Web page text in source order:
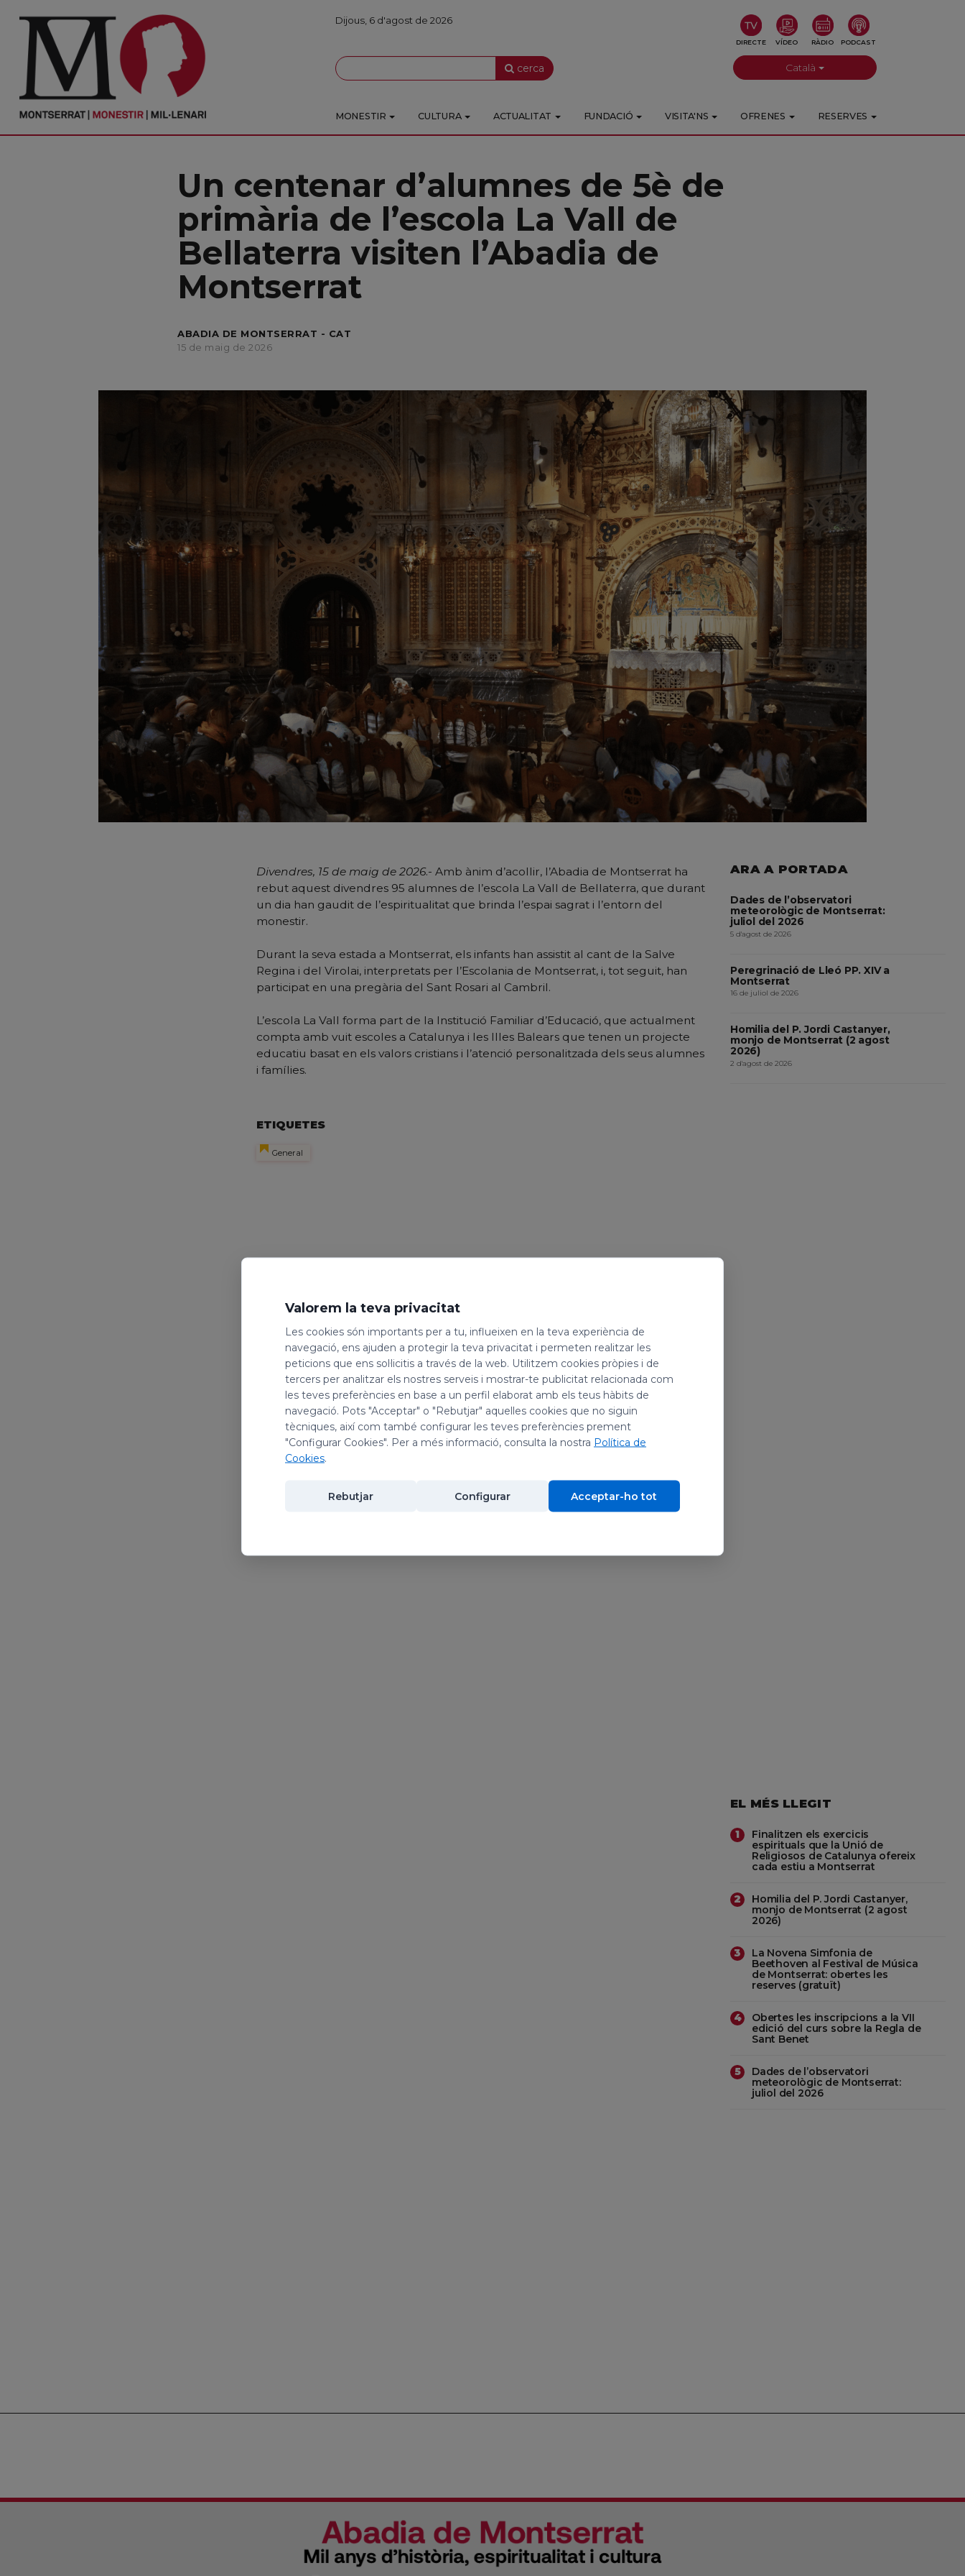
PORTADA
Monestir
Dijous, 6 d'agost de 2026
cerca
DIRECTE VÍDEO RÀDIO PODCAST
Català
MONESTIR CULTURA ACTUALITAT FUNDACIÓ VISITA'NS OFRENES RESERVES
Un centenar d’alumnes de 5è de
primària de l’escola La Vall de
Bellaterra visiten l’Abadia de
Montserrat
ABADIA DE MONTSERRAT - CAT
15 de maig de 2026
Divendres, 15 de maig de 2026.- Amb ànim d’acollir, l’Abadia de Montserrat ha
rebut aquest divendres 95 alumnes de l’escola La Vall de Bellaterra, que durant
un dia han gaudit de l’espiritualitat que brinda l’espai sagrat i l’entorn del
monestir.
Durant la seva estada a Montserrat, els infants han assistit al cant de la Salve
Regina i del Virolai, interpretats per l’Escolania de Montserrat, i, tot seguit, han
participat en una pregària del Sant Rosari al Cambril.
L’escola La Vall forma part de la Institució Familiar d’Educació, que actualment
compta amb vuit escoles a Catalunya i les Illes Balears que tenen un projecte
educatiu basat en els valors cristians i l’atenció personalitzada dels seus alumnes
i famílies.
ETIQUETES
General
ARA A PORTADA
Dades de l’observatori
meteorològic de Montserrat:
juliol del 2026
5 d'agost de 2026
Peregrinació de Lleó PP. XIV a
Montserrat
16 de juliol de 2026
Homilia del P. Jordi Castanyer,
monjo de Montserrat (2 agost
2026)
2 d'agost de 2026
EL MÉS LLEGIT
1
Finalitzen els exercicis
espirituals que la Unió de
Religiosos de Catalunya ofereix
cada estiu a Montserrat
2
Homilia del P. Jordi Castanyer,
monjo de Montserrat (2 agost
2026)
3
La Novena Simfonia de
Beethoven al Festival de Música
de Montserrat: obertes les
reserves (gratuït)
4
Obertes les inscripcions a la VII
edició del curs sobre la Regla de
Sant Benet
5
Dades de l’observatori
meteorològic de Montserrat:
juliol del 2026
Valorem la teva privacitat
Les cookies són importants per a tu, influeixen en la teva experiència de
navegació, ens ajuden a protegir la teva privacitat i permeten realitzar les
peticions que ens sol·licitis a través de la web. Utilitzem cookies pròpies i de
tercers per analitzar els nostres serveis i mostrar-te publicitat relacionada com
les teves preferències en base a un perfil elaborat amb els teus hàbits de
navegació. Pots "Acceptar" o "Rebutjar" aquelles cookies que no siguin
tècniques, així com també configurar les teves preferències prement
"Configurar Cookies". Per a més informació, consulta la nostra Política de
Cookies.
Rebutjar Configurar Acceptar-ho tot